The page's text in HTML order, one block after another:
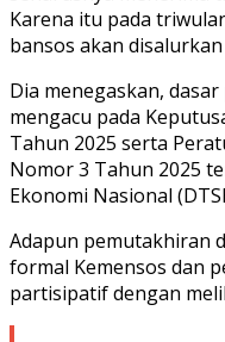
Karena itu pada
bansos akan
Dia menegaskan,
mengacu pada
Tahun 2025 serta
Nomor 3 Tahun 2025
Ekonomi Nasional
Adapun pemutakhiran
formal Kemensos dan
partisipatif dengan